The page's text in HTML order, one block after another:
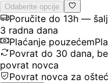
Odaberite opcije
Poručite do 13h —
3 radna dana
Plaćanje pouzećem
Povrat do 30 dana,
povrat novca
Povrat novca za